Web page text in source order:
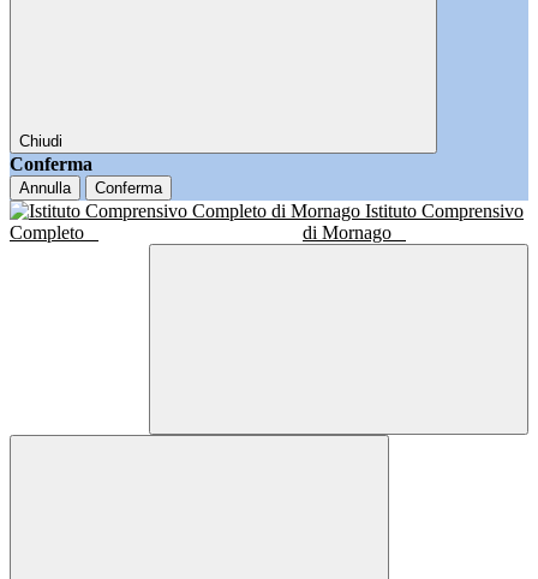
Chiudi
Conferma
Annulla Conferma
Istituto Comprensivo
Completo
di Mornago